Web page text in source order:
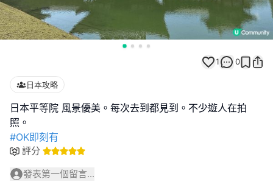
1 0
日本攻略
日本平等院 風景優美。每次去到都見到。不少遊人在拍
#OK即刻有
評分
發表第一個留言...